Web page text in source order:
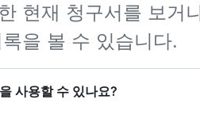
현재 청구서를 보거
을 볼 수 있습니다.
사용할 수 있나요?